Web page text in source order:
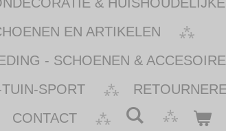
EN ARTIKELEN
- SCHOENEN &
SPORT
CONTACT